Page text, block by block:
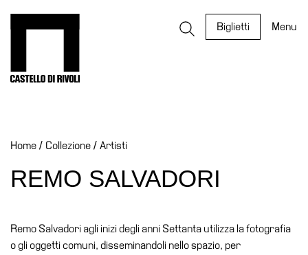
Biglietti Menu
Eventi
Archivi
del
Cosmo
Digitale
Home / Collezione / Artisti
REMO SALVADORI
Remo Salvadori agli inizi degli anni Settanta utilizza la fotografia
o gli oggetti comuni, disseminandoli nello spazio, per